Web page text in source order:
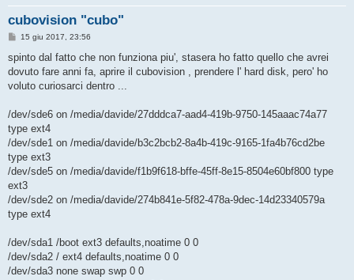
cubovision "cubo"
M
s
a
g
o
15 giu 2017, 23:56
spinto dal fatto che non funziona piu', stasera ho fatto quello che avrei
dovuto fare anni fa, aprire il cubovision , prendere l' hard disk, pero' ho
voluto curiosarci dentro ...
/dev/sde6 on /media/davide/27dddca7-aad4-419b-9750-145aaac74a77
type ext4
/dev/sde1 on /media/davide/b3c2bcb2-8a4b-419c-9165-1fa4b76cd2be
type ext3
/dev/sde5 on /media/davide/f1b9f618-bffe-45ff-8e15-8504e60bf800 type
ext3
/dev/sde2 on /media/davide/274b841e-5f82-478a-9dec-14d23340579a
type ext4
/dev/sda1 /boot ext3 defaults,noatime 0 0
/dev/sda2 / ext4 defaults,noatime 0 0
/dev/sda3 none swap swp 0 0